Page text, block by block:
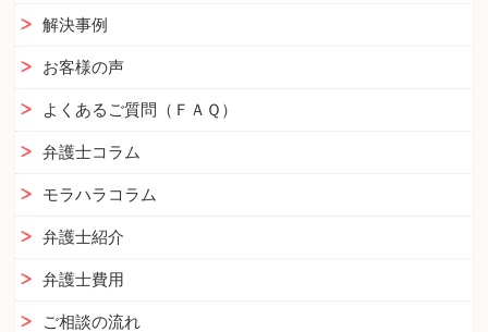
解決事例
お客様の声
よくあるご質問（ＦＡＱ）
弁護士コラム
モラハラコラム
弁護士紹介
弁護士費用
ご相談の流れ